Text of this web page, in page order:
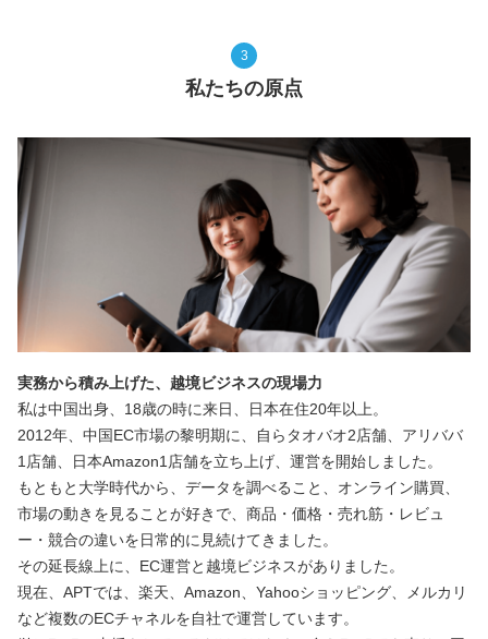
3
私たちの原点
実務から積み上げた、越境ビジネスの現場力
私は中国出身、18歳の時に来日、日本在住20年以上。
2012年、中国EC市場の黎明期に、自らタオバオ2店舗、アリババ
1店舗、日本Amazon1店舗を立ち上げ、運営を開始しました。
もともと大学時代から、データを調べること、オンライン購買、
市場の動きを見ることが好きで、商品・価格・売れ筋・レビュ
ー・競合の違いを日常的に見続けてきました。
その延長線上に、EC運営と越境ビジネスがありました。
現在、APTでは、楽天、Amazon、Yahooショッピング、メルカリ
など複数のECチャネルを自社で運営しています。